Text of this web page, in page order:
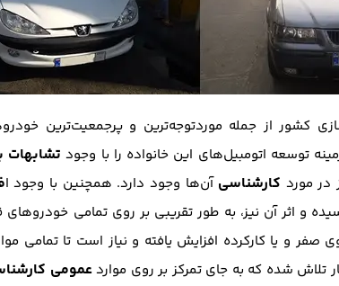
کشور از جمله موردتوجه‌ترین و پرجمعیت‌ترین
توسعه اتومبیل‌های این خانواده را با وجود تشابهات
در مورد کارشناسی آن‌ها وجود دارد. همچنین با وجود ا
و اثر آن نیز، به طور تقریبی بر روی تمامی
صفر و یا کارکرده افزایش یافته و نیاز است تا
تلاش شده که به جای تمرکز بر روی مواردعمومی